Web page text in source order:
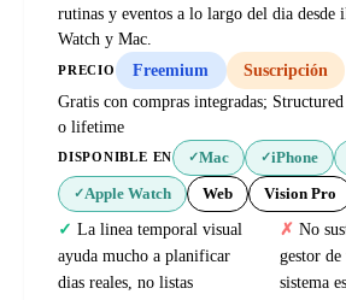
rutinas y eventos a lo largo del dia desde
Watch y Mac.
PRECIO Freemium
Suscripción
Gratis con compras integradas;
o lifetime
DISPONIBLE EN ✓Mac ✓iPhone
✓Apple Watch Web Vision Pro
La linea temporal visual
ayuda mucho a planificar
dias reales, no listas
No
gestor de
sistema